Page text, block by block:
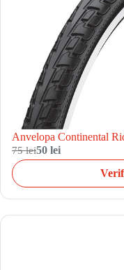
Anvelopa Continental
75 lei50 lei